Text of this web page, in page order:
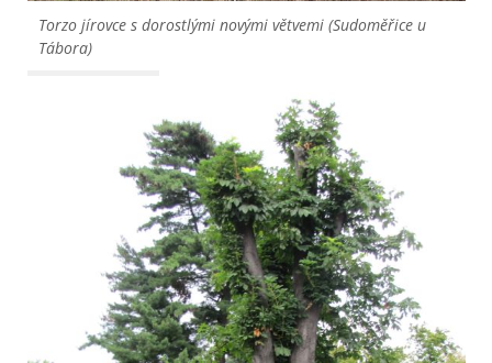
Torzo jírovce s dorostlými novými větvemi (Sudoměřice u
Tábora)